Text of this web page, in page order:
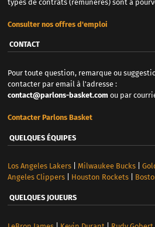
types de contrats (rémunérés) sont à
Consulter nos offres d'emploi
CONTACT
Pour toute question, remarque ou
contacter par email à l'adresse :
contact@parlons-basket.com ou par
Contacter Parlons Basket
QUELQUES ÉQUIPES
Los Angeles Lakers| Milwaukee Bucks|
Angeles Clippers| Houston Rockets|
QUELQUES JOUEURS